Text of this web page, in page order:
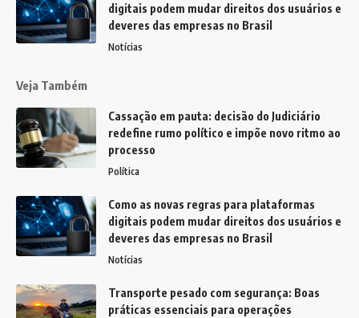
digitais podem mudar direitos dos usuários e
deveres das empresas no Brasil
Notícias
Veja Também
Cassação em pauta: decisão do Judiciário
redefine rumo político e impõe novo ritmo ao
processo
Política
Como as novas regras para plataformas
digitais podem mudar direitos dos usuários e
deveres das empresas no Brasil
Notícias
Transporte pesado com segurança: Boas
práticas essenciais para operações